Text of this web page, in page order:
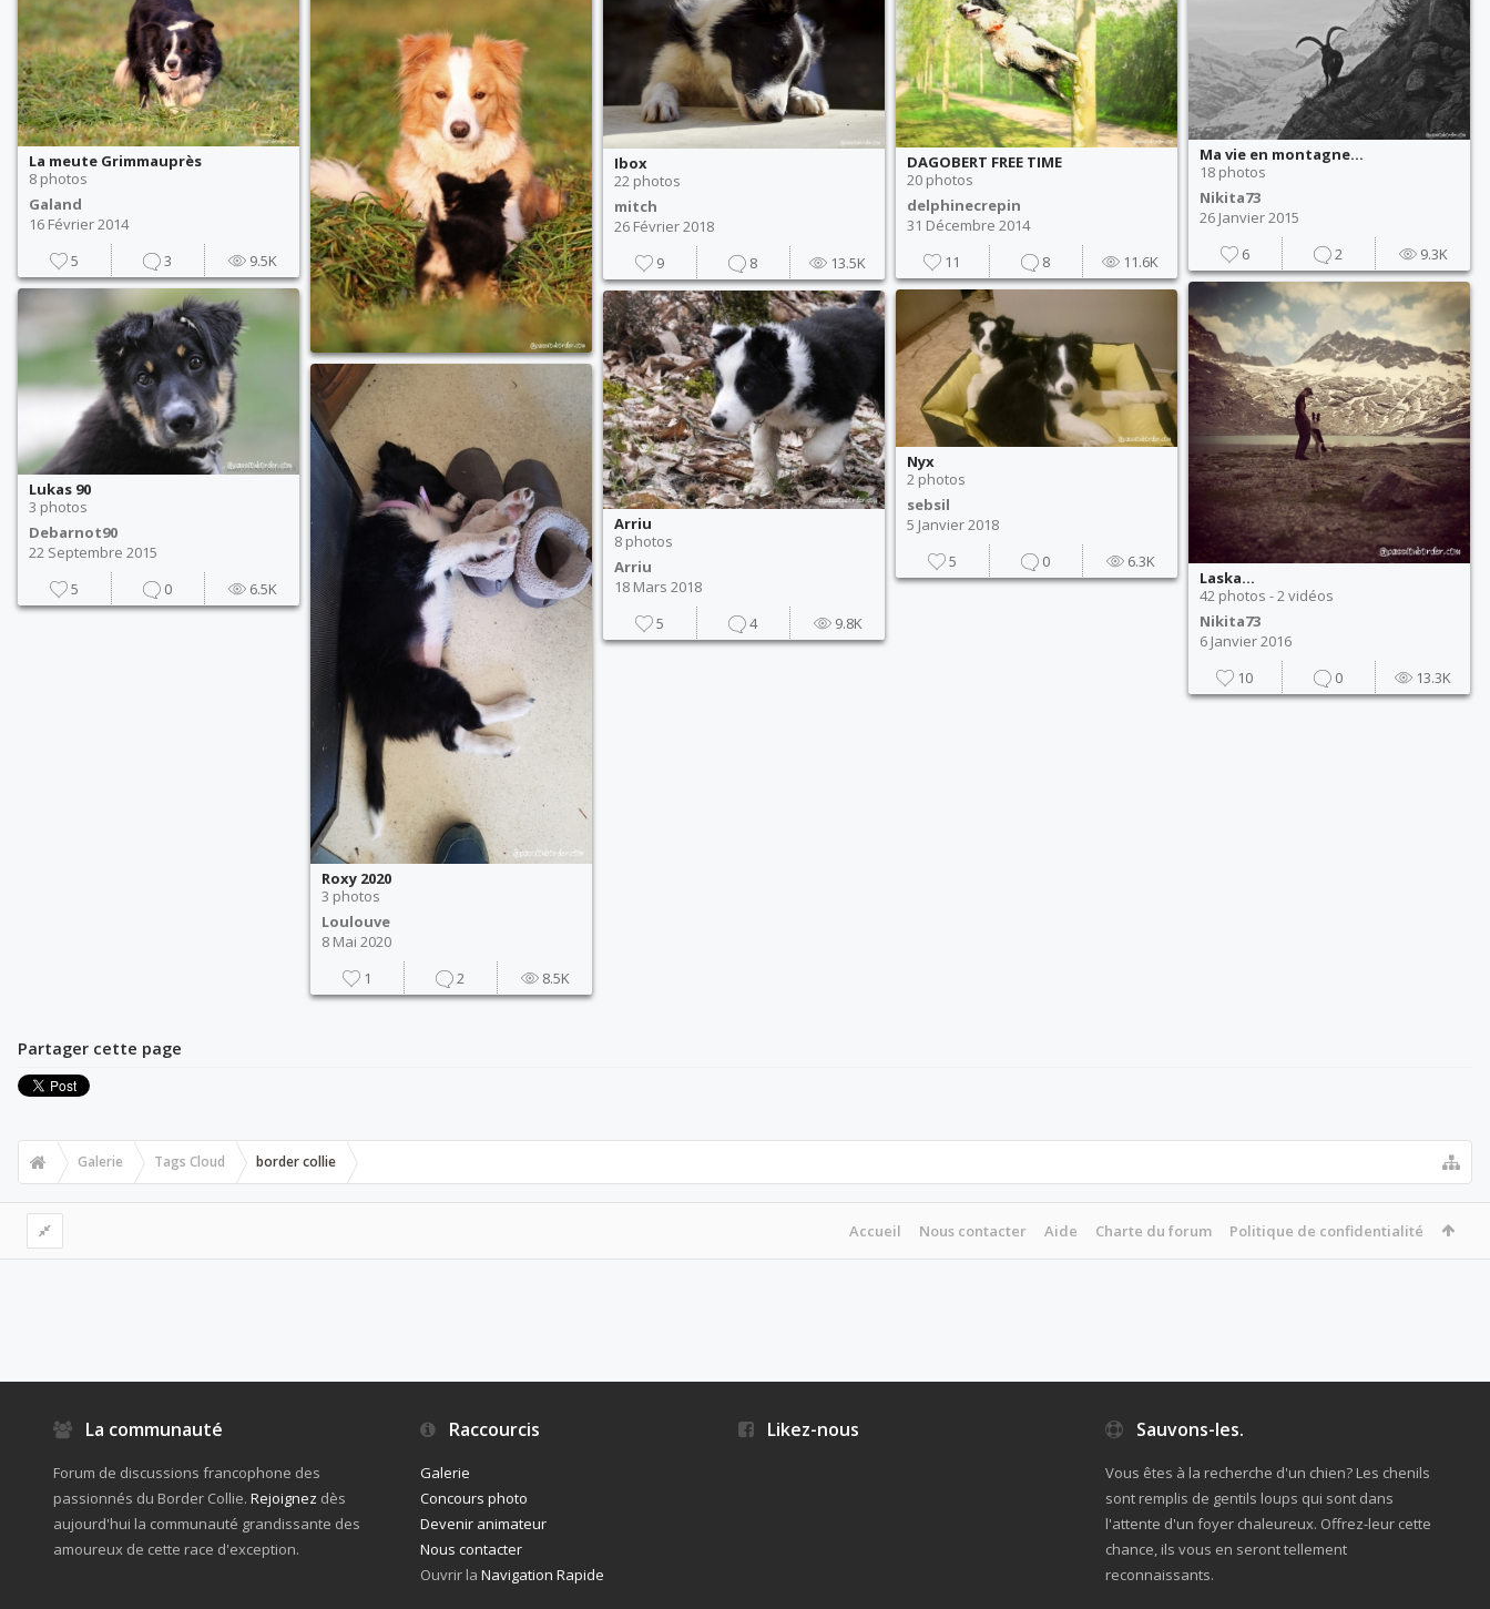
La meute Grimmauprès
8 photos
Galand
16 Février 2014
5
3 9.5K
Ibox
22 photos
mitch
26 Février 2018
9
8 13.5K
DAGOBERT FREE TIME
20 photos
delphinecrepin
31 Décembre 2014
11
8 11.6K
Ma vie en montagne...
18 photos
Nikita73
26 Janvier 2015
6
2 9.3K
Laska...
42 photos - 2 vidéos
Nikita73
6 Janvier 2016
10
0 13.3K
Lukas 90
3 photos
Debarnot90
22 Septembre 2015
5
0 6.5K
Nyx
2 photos
sebsil
5 Janvier 2018
5
0 6.3K
Arriu
8 photos
Arriu
18 Mars 2018
5
4 9.8K
Roxy 2020
3 photos
Loulouve
8 Mai 2020
1
2 8.5K
Partager cette page
Galerie Tags Cloud border collie
Accueil Nous contacter Aide Charte du forum Politique de confidentialité
La communauté
Forum de discussions francophone des
passionnés du Border Collie. Rejoignez dès
aujourd'hui la communauté grandissante des
amoureux de cette race d'exception.
Raccourcis
Galerie
Concours photo
Devenir animateur
Nous contacter
Ouvrir laNavigation Rapide
Likez-nous Sauvons-les.
Vous êtes à la recherche d'un chien? Les chenils
sont remplis de gentils loups qui sont dans
l'attente d'un foyer chaleureux. Offrez-leur cette
chance, ils vous en seront tellement
reconnaissants.